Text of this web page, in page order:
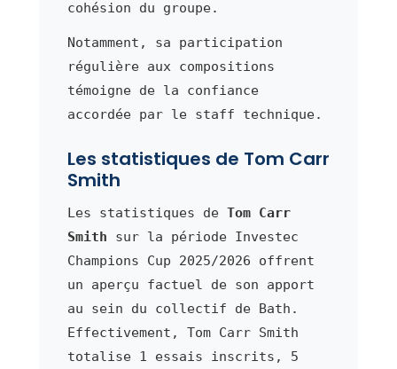
cohésion du groupe.
Notamment, sa participation
régulière aux compositions
témoigne de la confiance
accordée par le staff technique.
Les statistiques de Tom Carr
Smith
Les statistiques de Tom Carr
Smith sur la période Investec
Champions Cup 2025/2026 offrent
un aperçu factuel de son apport
au sein du collectif de Bath.
Effectivement, Tom Carr Smith
totalise 1 essais inscrits, 5